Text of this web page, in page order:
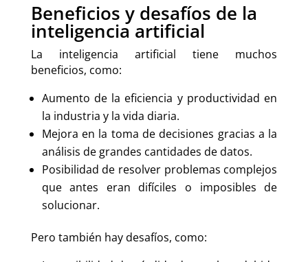
Beneficios y desafíos de la
inteligencia artificial
La inteligencia artificial tiene muchos
beneficios, como:
Aumento de la eficiencia y productividad en
la industria y la vida diaria.
Mejora en la toma de decisiones gracias a la
análisis de grandes cantidades de datos.
Posibilidad de resolver problemas complejos
que antes eran difíciles o imposibles de
solucionar.
Pero también hay desafíos, como: